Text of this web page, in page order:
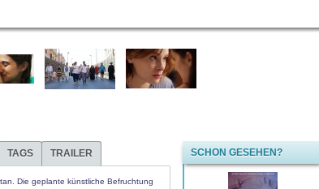
TAGS TRAILER
Die geplante künstliche Befruchtung
SCHON GESEHEN?